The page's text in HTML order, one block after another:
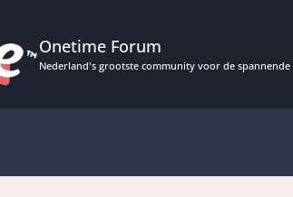
Onetime Forum
Nederland's grootste community voor de spannende